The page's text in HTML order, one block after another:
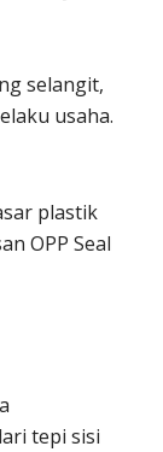
selangit,
usaha.
plastik
OPP Seal
tepi sisi